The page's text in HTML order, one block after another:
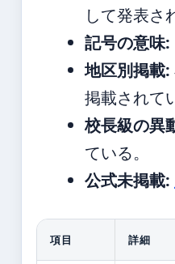
して発表さ
記号の意味:
地区別掲載:
掲載されて
校長級の異
ている。
公式未掲載:
項目 詳細